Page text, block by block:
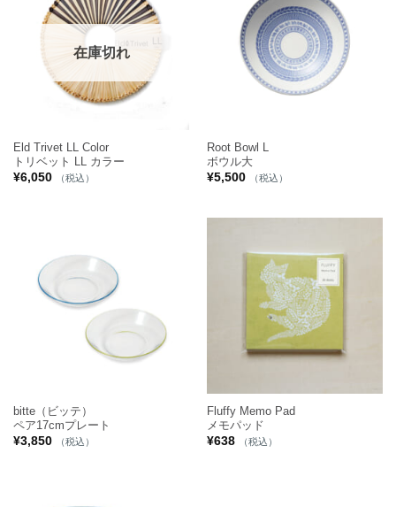
在庫切れ
Eld Trivet LL Color
トリベット LL カラー
¥6,050 （税込）
Root Bowl L
ボウル大
¥5,500 （税込）
bitte（ビッテ）
ペア17cmプレート
¥3,850 （税込）
Fluffy Memo Pad
メモパッド
¥638 （税込）